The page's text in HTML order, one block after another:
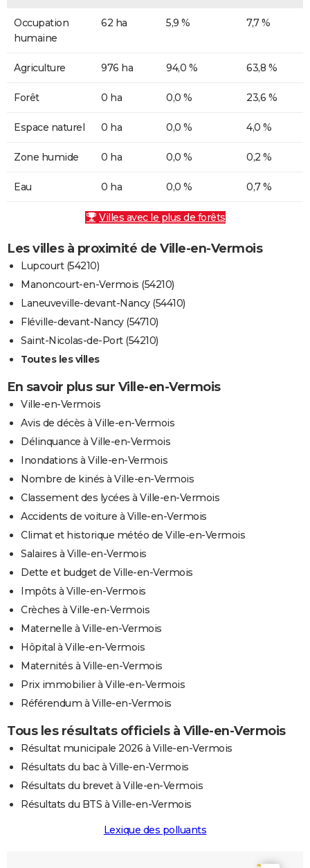
Occupation
humaine
62 ha 5,9 % 7,7 %
Agriculture 976 ha 94,0 % 63,8 %
Forêt 0 ha 0,0 % 23,6 %
Espace naturel 0 ha 0,0 % 4,0 %
Zone humide 0 ha 0,0 % 0,2 %
Eau 0 ha 0,0 % 0,7 %
Villes avec le plus de forêts
Les villes à proximité de Ville-en-Vermois
Lupcourt (54210)
Manoncourt-en-Vermois (54210)
Laneuveville-devant-Nancy (54410)
Fléville-devant-Nancy (54710)
Saint-Nicolas-de-Port (54210)
Toutes les villes
En savoir plus sur Ville-en-Vermois
Ville-en-Vermois
Avis de décès à Ville-en-Vermois
Délinquance à Ville-en-Vermois
Inondations à Ville-en-Vermois
Nombre de kinés à Ville-en-Vermois
Classement des lycées à Ville-en-Vermois
Accidents de voiture à Ville-en-Vermois
Climat et historique météo de Ville-en-Vermois
Salaires à Ville-en-Vermois
Dette et budget de Ville-en-Vermois
Impôts à Ville-en-Vermois
Crèches à Ville-en-Vermois
Maternelle à Ville-en-Vermois
Hôpital à Ville-en-Vermois
Maternités à Ville-en-Vermois
Prix immobilier à Ville-en-Vermois
Référendum à Ville-en-Vermois
Tous les résultats officiels à Ville-en-Vermois
Résultat municipale 2026 à Ville-en-Vermois
Résultats du bac à Ville-en-Vermois
Résultats du brevet à Ville-en-Vermois
Résultats du BTS à Ville-en-Vermois
Lexique des polluants